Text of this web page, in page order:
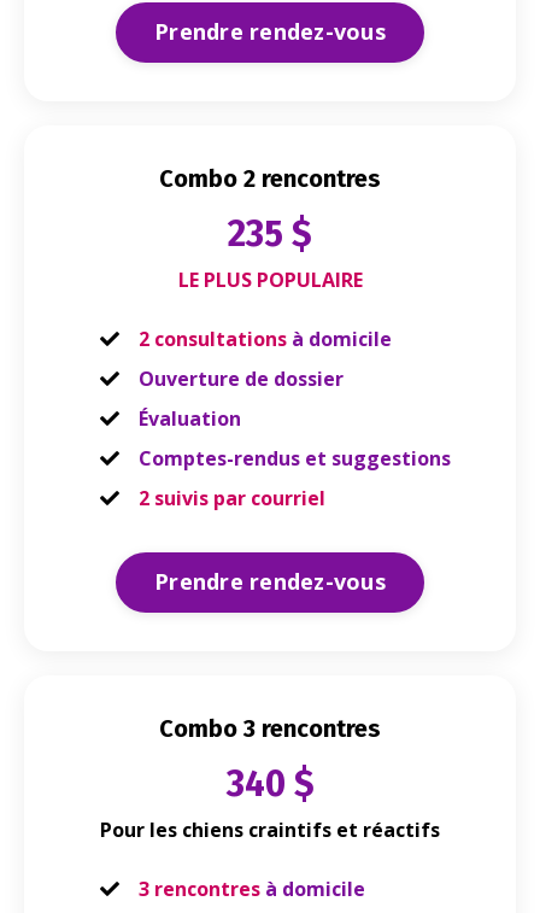
Prendre rendez-vous
Combo 2 rencontres
235 $
LE PLUS POPULAIRE
2 consultationsà domicile
Ouverture de dossier
Évaluation
Comptes-rendus et suggestions
2 suivis par courriel
Prendre rendez-vous
Combo 3 rencontres
340 $
Pour les chiens craintifs et réactifs
3 rencontresà domicile